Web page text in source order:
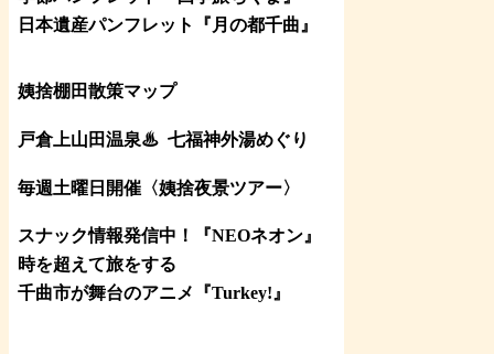
日本遺産パンフレット
『月の都千曲 』
姨捨棚田散策マップ
戸倉上山田温泉♨ 七福神外湯めぐり
毎週土曜日開催〈姨捨夜景ツアー〉
スナック情報発信中！『NEOネオン』
時を超えて旅をする
千曲市が舞台のアニメ『Turkey!』